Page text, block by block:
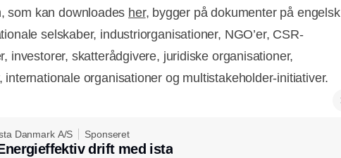
som kan downloades her, bygger på dokumenter på engelsk
selskaber, industriorganisationer, NGO’er, CSR-
investorer, skatterådgivere, juridiske organisationer,
internationale organisationer og multistakeholder-initiativer.
Danmark A/S Sponseret
drift med ista